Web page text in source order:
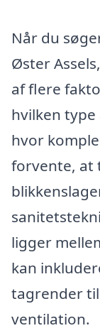
Når du
Øster
af flere
hvilken
hvor
forvente, at
ligger
kan
tagrender
ventilation.